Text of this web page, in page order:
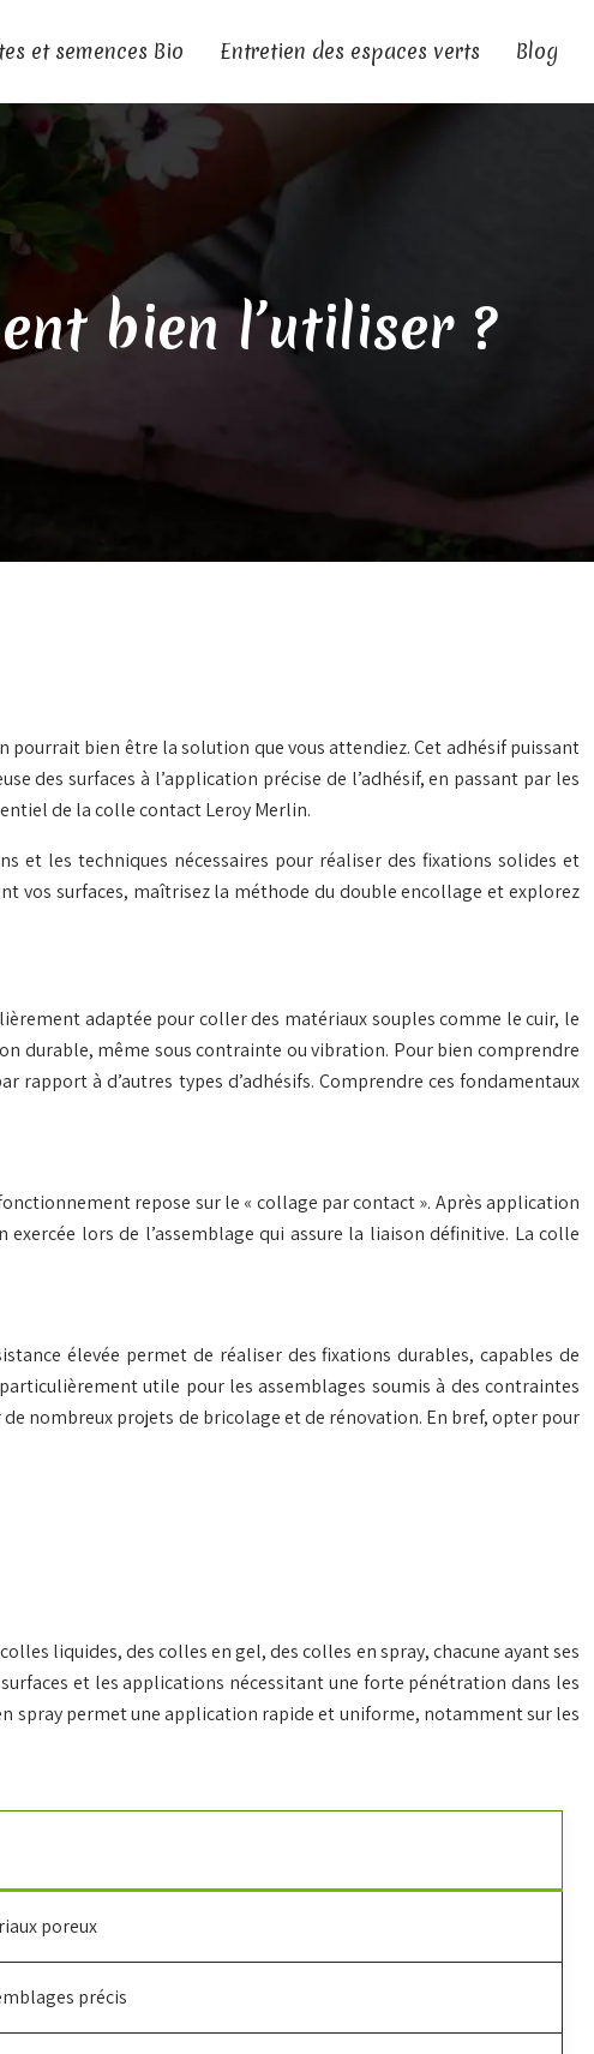
et semences Bio Entretien des espaces verts Blog
bien l’utiliser ?
pourrait bien être la solution que vous attendiez. Cet adhésif puissant
des surfaces à l’application précise de l’adhésif, en passant par les
de la colle contact Leroy Merlin.
et les techniques nécessaires pour réaliser des fixations solides et
vos surfaces, maîtrisez la méthode du double encollage et explorez
adaptée pour coller des matériaux souples comme le cuir, le
durable, même sous contrainte ou vibration. Pour bien comprendre
rapport à d’autres types d’adhésifs. Comprendre ces fondamentaux
repose sur le « collage par contact ». Après application
exercée lors de l’assemblage qui assure la liaison définitive. La colle
élevée permet de réaliser des fixations durables, capables de
utile pour les assemblages soumis à des contraintes
nombreux projets de bricolage et de rénovation. En bref, opter pour
liquides, des colles en gel, des colles en spray, chacune ayant ses
et les applications nécessitant une forte pénétration dans les
spray permet une application rapide et uniforme, notamment sur les
poreux
précis